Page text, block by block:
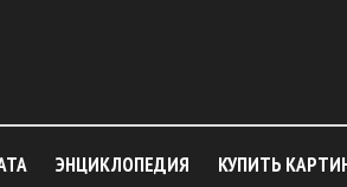
ЭНЦИКЛОПЕДИЯ КУПИТЬ